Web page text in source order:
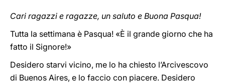
Cari ragazzi e ragazze, un saluto e Buona Pasqua!
Tutta la settimana è Pasqua! «È il grande giorno che ha
fatto il Signore!»
Desidero starvi vicino, me lo ha chiesto l’Arcivescovo
di Buenos Aires, e lo faccio con piacere. Desidero